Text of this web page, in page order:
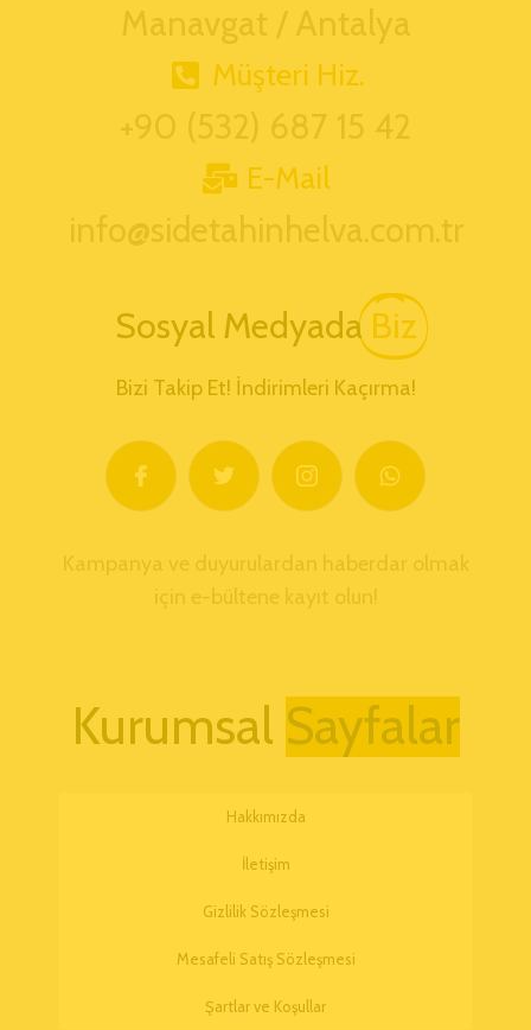
Manavgat / Antalya
Müşteri Hiz.
+90 (532) 687 15 42
E-Mail
info@sidetahinhelva.com.tr
Sosyal Medyada Biz
Bizi Takip Et! İndirimleri Kaçırma!
Kampanya ve duyurulardan haberdar olmak
için e-bültene kayıt olun!
Kurumsal
Hakkımızda
İletişim
Gizlilik Sözleşmesi
Mesafeli Satış Sözleşmesi
Şartlar ve Koşullar